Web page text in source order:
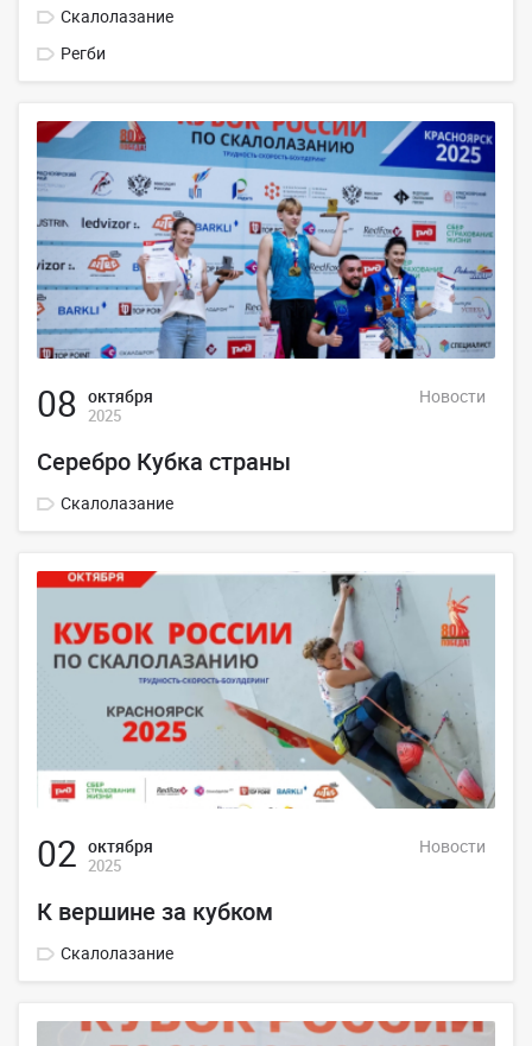
Скалолазание
Регби
08 октября
2025
Новости
Серебро Кубка страны
Скалолазание
02 октября
2025
Новости
К вершине за кубком
Скалолазание